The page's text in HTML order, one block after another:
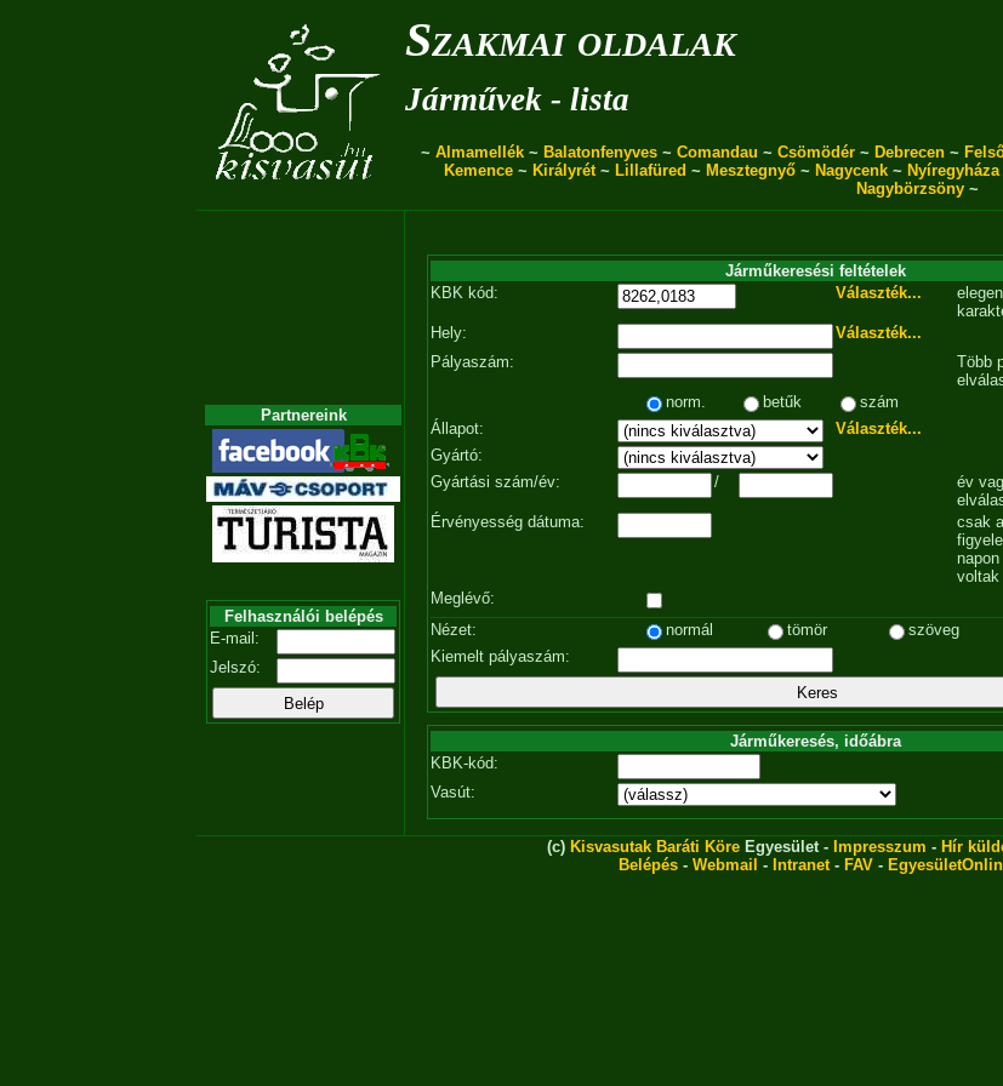
Szakmai oldalak
Járművek - lista
~ Almamellék ~ Balatonfenyves ~ Comandau ~ Csömödér ~ Debrecen ~
Kemence~ Királyrét~ Lillafüred ~ Mesztegnyő~ Nagycenk~ Nyíregyháza
Nagybörzsöny ~
Partnereink
Felhasználói belépés
E-mail:
Jelszó:
Járműkeresési feltételek
KBK kód:
Választék...
Hely:
Választék...
Pályaszám:
Több
norm.
betűk
szám
Állapot:
Választék...
Gyártó:
Gyártási szám/év:
/
év
Érvényesség dátuma:
csak
voltak
Meglévő:
Nézet:
normál tömör
szöveg
Kiemelt pályaszám:
Járműkeresés, időábra
KBK-kód:
Vasút:
(c) Kisvasutak Baráti Köre Egyesület - Impresszum - Hír
Belépés - Webmail - Intranet- FAV -